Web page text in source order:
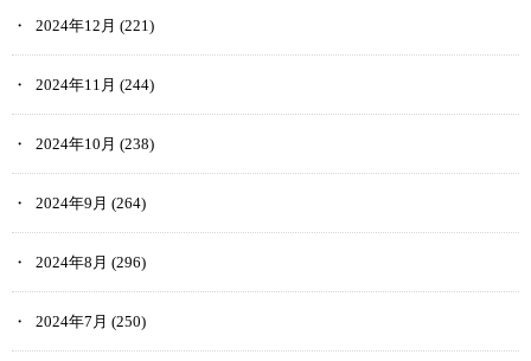
2024年12月 (221)
2024年11月 (244)
2024年10月 (238)
2024年9月 (264)
2024年8月 (296)
2024年7月 (250)